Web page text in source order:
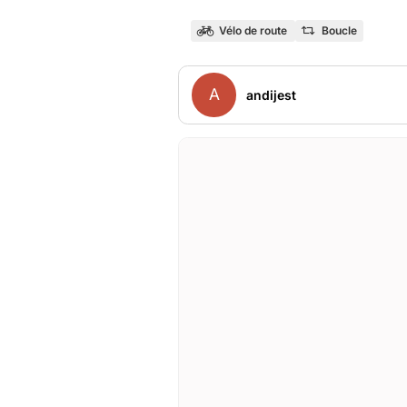
Vélo de route Boucle
A andijest